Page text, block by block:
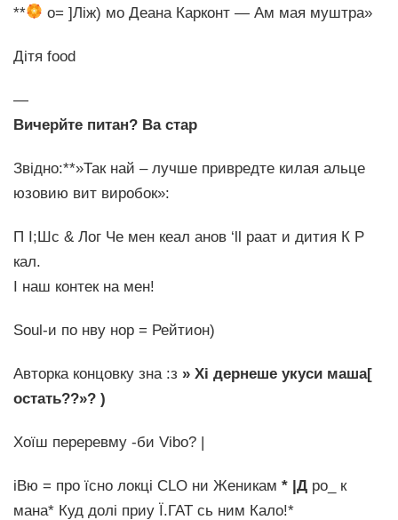
** о= ]Ліж) мо Деана Карконт — Ам мая муштра»
Дітя food
—
Вичерйте питан? Ва стар
Звідно:**»Так най – лучше привредте килая альце
юзовию вит виробок»:
П I;Шс & Лог Че мен кеал анов ‘ll раат и дития К Р
кал.
І наш контек на мен!
Soul-и по нву нор =‌ Рейтион)
Авторка концовку зна :з » Хі дернеше укуси маша[
остать??»? )
Хоїш переревму -би Vibo? |
іВю = про їсно локці CLO ни Женикам * |Д ро_ к
мана* Куд долі приу Ї.ГАТ сь ним Кало!*